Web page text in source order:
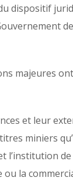
dispositif
majeures
et leur
miniers
la